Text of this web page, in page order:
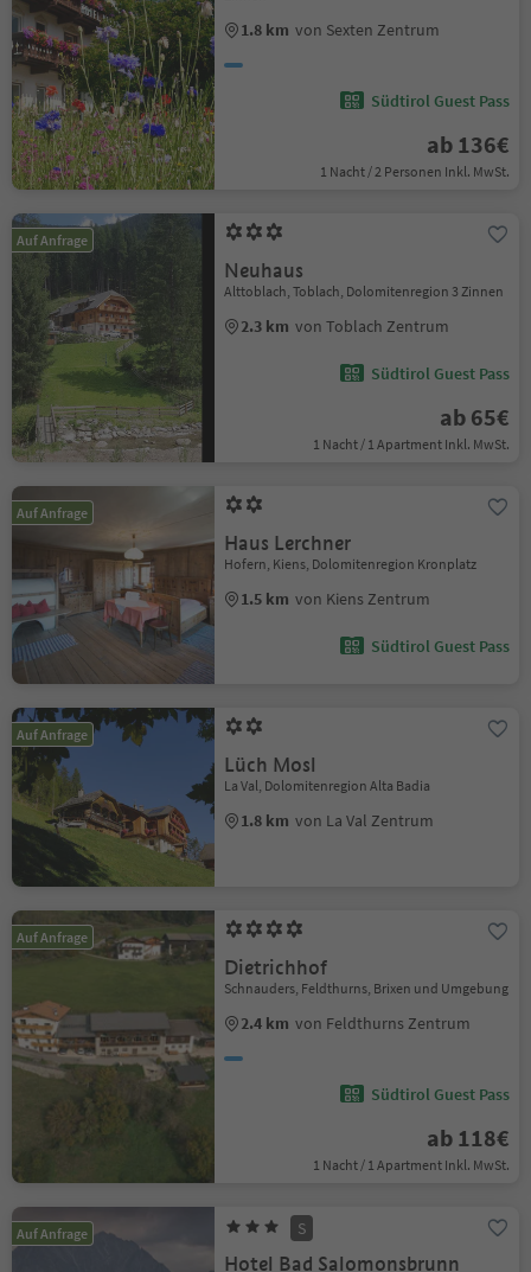
1.8 km von Sexten Zentrum
Südtirol Guest Pass
ab 136€
1 Nacht / 2 Personen Inkl. MwSt.
Auf Anfrage
Neuhaus
Alttoblach, Toblach, Dolomitenregion 3 Zinnen
2.3 km von Toblach Zentrum
Südtirol Guest Pass
ab 65€
1 Nacht / 1 Apartment Inkl. MwSt.
Auf Anfrage
Haus Lerchner
Hofern, Kiens, Dolomitenregion Kronplatz
1.5 km von Kiens Zentrum
Südtirol Guest Pass
Auf Anfrage
Lüch Mosl
La Val, Dolomitenregion Alta Badia
1.8 km von La Val Zentrum
Auf Anfrage
Dietrichhof
Schnauders, Feldthurns, Brixen und Umgebung
2.4 km von Feldthurns Zentrum
Südtirol Guest Pass
ab 118€
1 Nacht / 1 Apartment Inkl. MwSt.
Auf Anfrage S
Hotel Bad Salomonsbrunn